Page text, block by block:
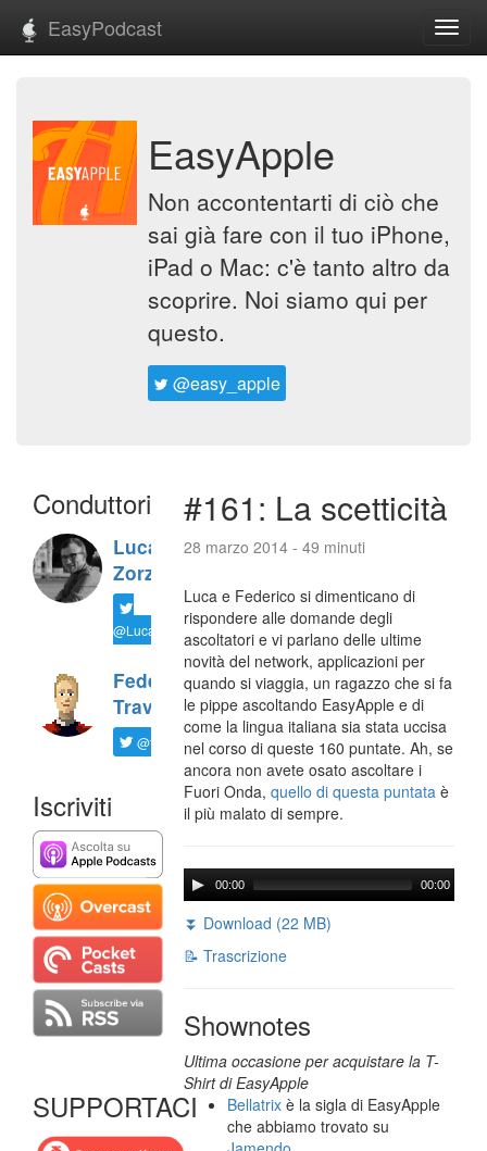
EasyPodcast
EasyApple
Non accontentarti di ciò che
sai già fare con il tuo iPhone,
iPad o Mac: c'è tanto altro da
scoprire. Noi siamo qui per
questo.
@easy_apple
Conduttori
Luca
Zorzi
@LucaTNT
Federico
Travaini
@ftrava
Iscriviti
SUPPORTACI
#161: La scetticità
28 marzo 2014 - 49 minuti
Luca e Federico si dimenticano di
rispondere alle domande degli
ascoltatori e vi parlano delle ultime
novità del network, applicazioni per
quando si viaggia, un ragazzo che si fa
le pippe ascoltando EasyApple e di
come la lingua italiana sia stata uccisa
nel corso di queste 160 puntate. Ah, se
ancora non avete osato ascoltare i
Fuori Onda,quello di questa puntata è
il più malato di sempre.
00:00 00:00
⏬ Download (22 MB)
📝 Trascrizione
Shownotes
Ultima occasione per acquistare la T-
Shirt di EasyApple
Bellatrix è la sigla di EasyApple
che abbiamo trovato su